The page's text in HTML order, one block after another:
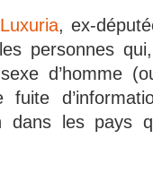
, ex-
personnes
d’homme
fuite
dans les pays